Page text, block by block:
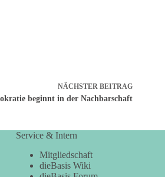
NÄCHSTER BEITRAG
beginnt in der Nachbarschaft
Service & Intern
Mitgliedschaft
dieBasis Wiki